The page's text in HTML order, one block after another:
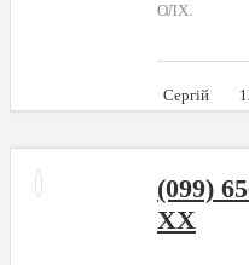
ОЛХ.
Сергій
(099)
XX